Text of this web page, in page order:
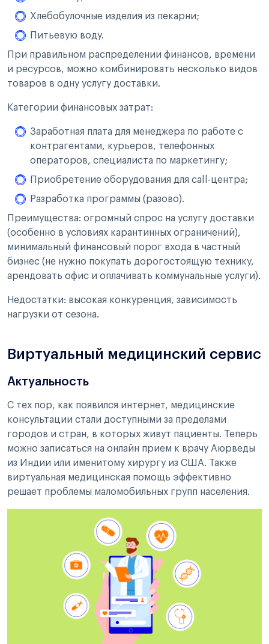
Хлебобулочные изделия из пекарни;
Питьевую воду.
При правильном распределении финансов, времени
и ресурсов, можно комбинировать несколько видов
товаров в одну услугу доставки.
Категории финансовых затрат:
Заработная плата для менеджера по работе с
контрагентами, курьеров, телефонных
операторов, специалиста по маркетингу;
Приобретение оборудования для call-центра;
Разработка программы (разово).
Преимущества: огромный спрос на услугу доставки
(особенно в условиях карантинных ограничений),
минимальный финансовый порог входа в частный
бизнес (не нужно покупать дорогостоящую технику,
арендовать офис и оплачивать коммунальные услуги).
Недостатки: высокая конкуренция, зависимость
нагрузки от сезона.
Виртуальный медицинский сервис
Актуальность
С тех пор, как появился интернет, медицинские
консультации стали доступными за пределами
городов и стран, в которых живут пациенты. Теперь
можно записаться на онлайн прием к врачу Аюрведы
из Индии или именитому хирургу из США. Также
виртуальная медицинская помощь эффективно
решает проблемы маломобильных групп населения.